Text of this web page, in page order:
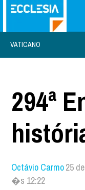
VATICANO
294ª
Octávio Carmo25
�s 12:22